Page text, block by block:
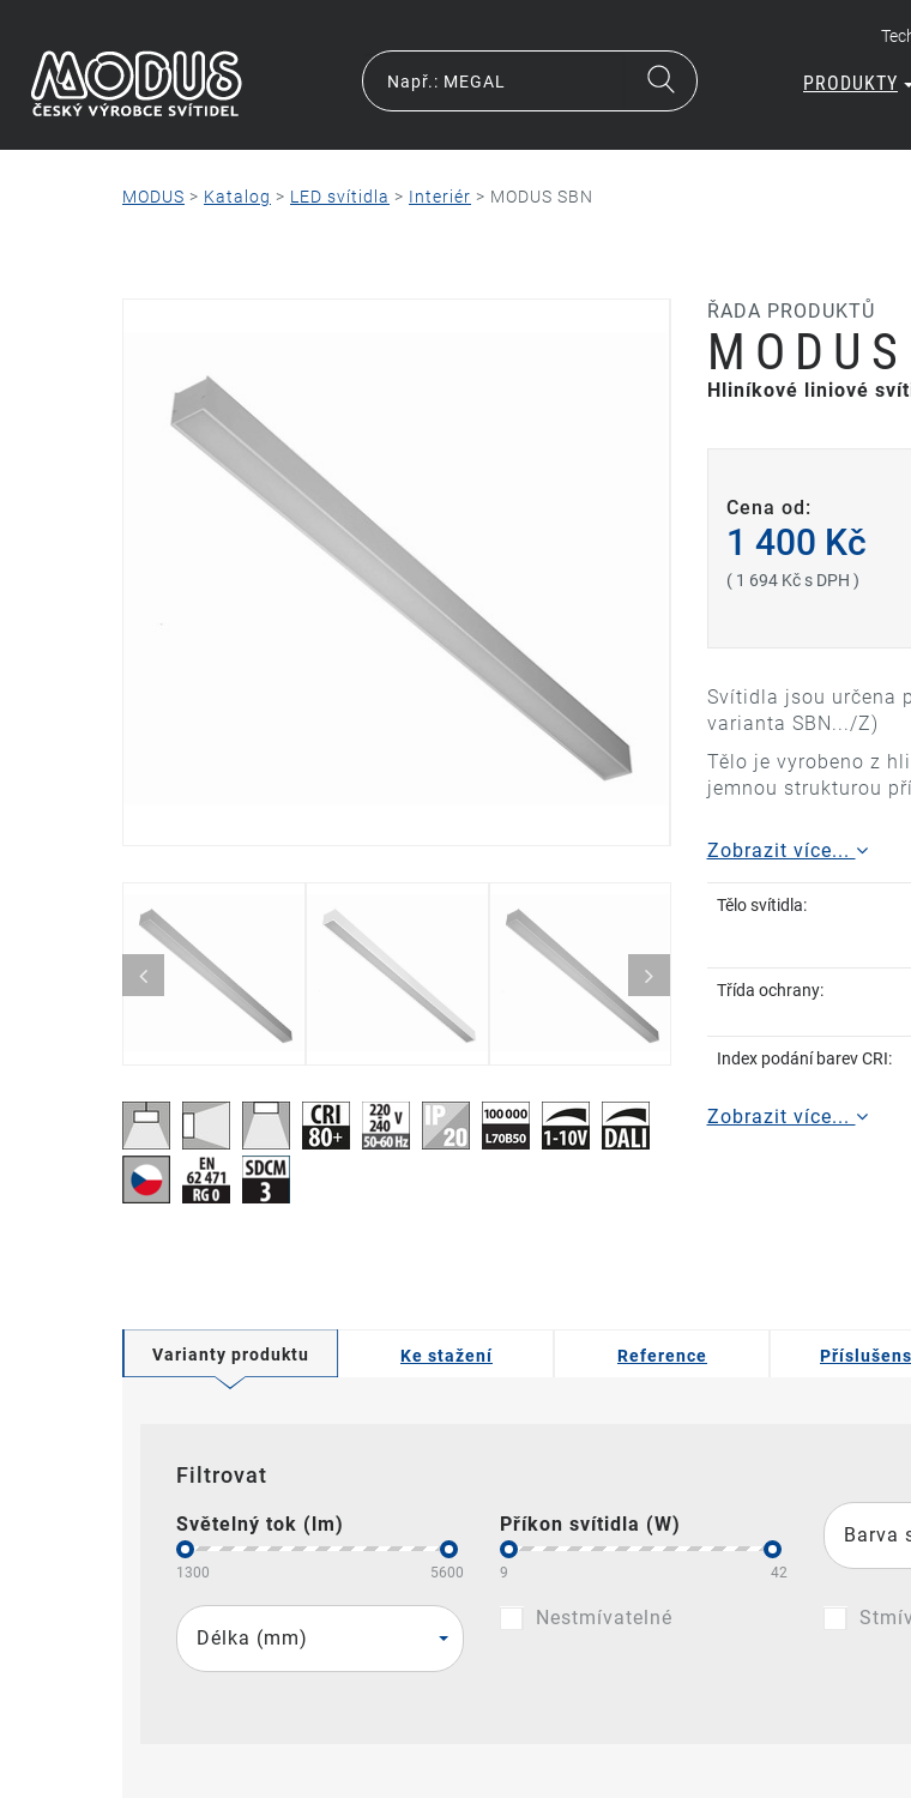
PRODUKTY
MODUS > Katalog > LED svítidla > Interiér > MODUS SBN
ŘADA PRODUKTŮ
Hliníkové liniové
Cena od:
1 400 Kč
( 1 694 Kč s DPH )
Svítidla jsou určena
varianta SBN.../Z)
Tělo je vyrobeno z
jemnou strukturou
Zobrazit více...
Tělo svítidla:
Třída ochrany:
Index podání barev CRI:
Zobrazit více...
Varianty produktu Ke stažení Reference
Filtrovat
Světelný tok (lm)
1300 5600
Příkon svítidla (W)
9 42
Barva
Délka (mm)
Nestmívatelné